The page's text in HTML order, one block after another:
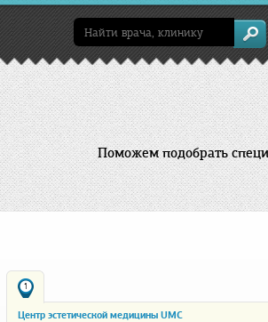
Поможем подобрать
1
Центр эстетической медицины UMC